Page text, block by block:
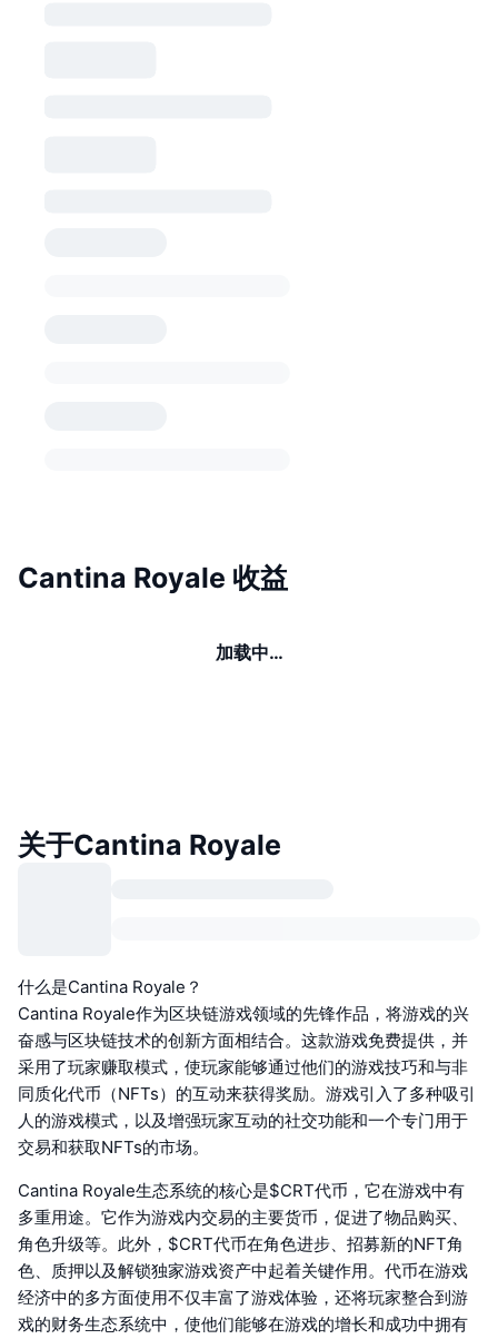
Cantina Royale 收益
加载中…
关于Cantina Royale
什么是Cantina Royale？
Cantina Royale作为区块链游戏领域的先锋作品，将游戏的兴
奋感与区块链技术的创新方面相结合。这款游戏免费提供，并
采用了玩家赚取模式，使玩家能够通过他们的游戏技巧和与非
同质化代币（NFTs）的互动来获得奖励。游戏引入了多种吸引
人的游戏模式，以及增强玩家互动的社交功能和一个专门用于
交易和获取NFTs的市场。
Cantina Royale生态系统的核心是$CRT代币，它在游戏中有
多重用途。它作为游戏内交易的主要货币，促进了物品购买、
角色升级等。此外，$CRT代币在角色进步、招募新的NFT角
色、质押以及解锁独家游戏资产中起着关键作用。代币在游戏
经济中的多方面使用不仅丰富了游戏体验，还将玩家整合到游
戏的财务生态系统中，使他们能够在游戏的增长和成功中拥有